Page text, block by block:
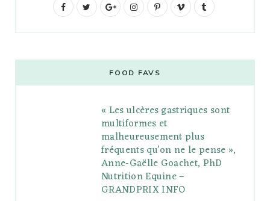
F
b
t
G
g
l
e
P
l
s
I
t
a
g
r
a
m
P
e
r
e
s
V
o
l
r
FOOD FAVS
« Les ulcères gastriques sont
multiformes et
malheureusement plus
fréquents qu’on ne le pense »,
Anne-Gaëlle Goachet, PhD
Nutrition Equine –
GRANDPRIX INFO